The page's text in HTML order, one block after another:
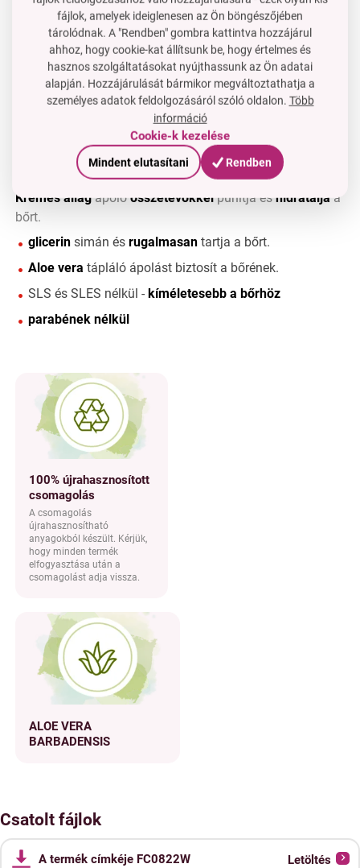
kímélő összetevőia tusfürdőnek
tökéletes
bőrápolástbiztosítanak a bőr és a test számára.
Krémes állagápolóösszetevőkkelpuhítja éshidratálja a
bőrt.
glicerin simán és rugalmasan tartja a bőrt.
Aloe vera tápláló ápolást biztosít a bőrének.
SLS és SLES nélkül - kíméletesebb a bőrhöz
parabének nélkül
100% újrahasznosított
csomagolás
A csomagolás
újrahasznosítható
anyagokból készült. Kérjük,
hogy minden termék
elfogyasztása után a
csomagolást adja vissza.
ALOE VERA
BARBADENSIS
Csatolt fájlok
A termék címkéje FC0822W Letöltés
fájlok, amelyek ideiglenesen az Ön böngészőjében
tárolódnak. A "Rendben" gombra kattintva hozzájárul
ahhoz, hogy cookie-kat állítsunk be, hogy értelmes és
hasznos szolgáltatásokat nyújthassunk az Ön adatai
alapján. Hozzájárulását bármikor megváltoztathatja a
személyes adatok feldolgozásáról szóló oldalon. Több
információ
Cookie-k kezelése
Mindent elutasítani Rendben